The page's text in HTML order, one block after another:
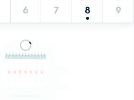
6 7 8 9